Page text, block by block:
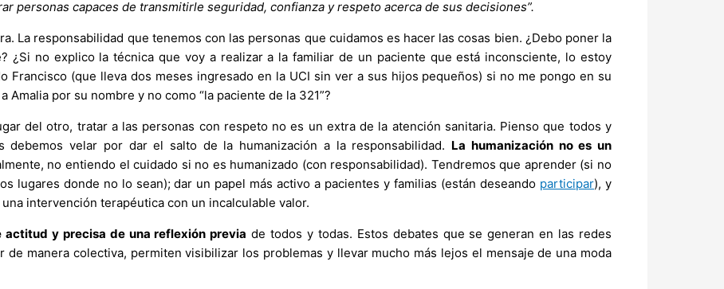
personas capaces de transmitirle seguridad, confianza y respeto acerca de sus decisiones”.
La responsabilidad que tenemos con las personas que cuidamos es hacer las cosas bien. ¿Debo poner la
¿Si no explico la técnica que voy a realizar a la familiar de un paciente que está inconsciente, lo estoy
Francisco (que lleva dos meses ingresado en la UCI sin ver a sus hijos pequeños) si no me pongo en su
por su nombre y no como “la paciente de la 321”?
del otro, tratar a las personas con respeto no es un extra de la atención sanitaria. Pienso que todos y
debemos velar por dar el salto de la humanización a la responsabilidad. La humanización no es un
no entiendo el cuidado si no es humanizado (con responsabilidad). Tendremos que aprender (si no
lugares donde no lo sean); dar un papel más activo a pacientes y familias (están deseando participar), y
intervención terapéutica con un incalculable valor.
actitud y precisa de una reflexión previa de todos y todas. Estos debates que se generan en las redes
manera colectiva, permiten visibilizar los problemas y llevar mucho más lejos el mensaje de una moda